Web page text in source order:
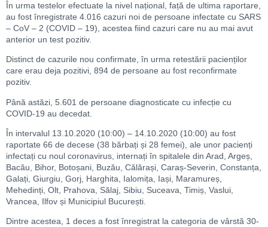
În urma testelor efectuate la nivel național, față de ultima raportare,
au fost înregistrate 4.016 cazuri noi de persoane infectate cu SARS
– CoV – 2 (COVID – 19), acestea fiind cazuri care nu au mai avut
anterior un test pozitiv.
Distinct de cazurile nou confirmate, în urma retestării pacienților
care erau deja pozitivi, 894 de persoane au fost reconfirmate
pozitiv.
Până astăzi, 5.601 de persoane diagnosticate cu infecție cu
COVID-19 au decedat.
În intervalul 13.10.2020 (10:00) – 14.10.2020 (10:00) au fost
raportate 66 de decese (38 bărbați și 28 femei), ale unor pacienți
infectați cu noul coronavirus, internați în spitalele din Arad, Argeș,
Bacău, Bihor, Botoșani, Buzău, Călărași, Caraș-Severin, Constanța,
Galați, Giurgiu, Gorj, Harghita, Ialomița, Iași, Maramureș,
Mehedinți, Olt, Prahova, Sălaj, Sibiu, Suceava, Timiș, Vaslui,
Vrancea, Ilfov și Municipiul București.
Dintre acestea, 1 deces a fost înregistrat la categoria de vârstă 30-